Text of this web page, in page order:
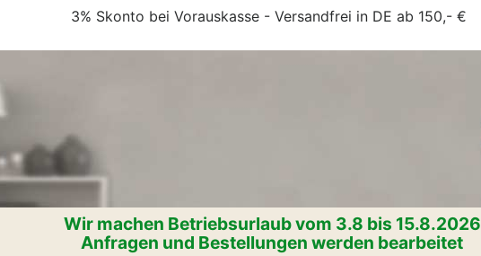
3% Skonto bei Vorauskasse - Versandfrei in DE ab 150,- €
Wir machen Betriebsurlaub vom 3.8 bis 15.8.2026
Anfragen und Bestellungen werden bearbeitet